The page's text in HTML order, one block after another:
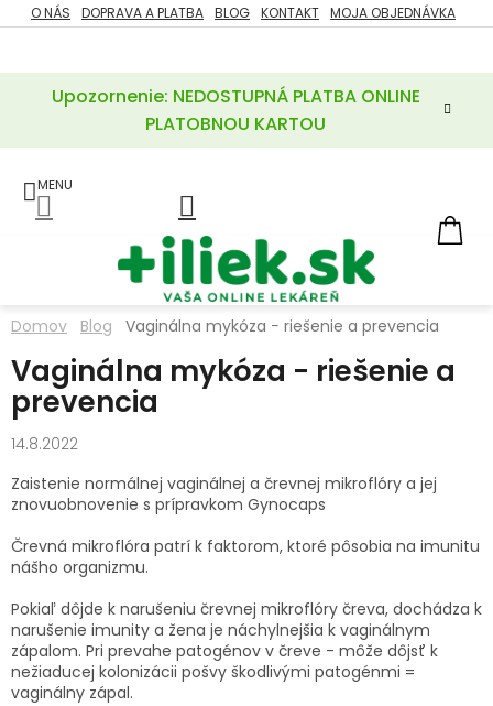
Prejsť
na
Upozornenie: NEDOSTUPNÁ PLATBA ONLINE
PLATOBNOU KARTOU
O NÁS DOPRAVA A PLATBA BLOG KONTAKT MOJA OBJEDNÁVKA
ZĽAVY
POTREBY
A
LIEKY
A
MINERÁLY
KOZMETIKA
TRÁVENIE
EROTIKA
BOLESŤ
DERMATOLÓGIA
Domov Blog Vaginálna mykóza − riešenie a prevencia
Vaginálna mykóza − riešenie a
prevencia
14.8.2022
Zaistenie normálnej vaginálnej a črevnej mikroflóry a jej
znovuobnovenie s prípravkom Gynocaps
Črevná mikroflóra patrí k faktorom, ktoré pôsobia na imunitu
nášho organizmu.
Pokiaľ dôjde k narušeniu črevnej mikroflóry čreva, dochádza k
narušenie imunity a žena je náchylnejšia k vaginálnym
zápalom. Pri prevahe patogénov v čreve - môže dôjsť k
nežiaducej kolonizácii pošvy škodlivými patogénmi =
vaginálny zápal.